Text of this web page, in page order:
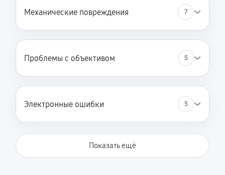
Механические повреждения 7
Проблемы с объективом 5
Электронные ошибки 5
Показать ещё